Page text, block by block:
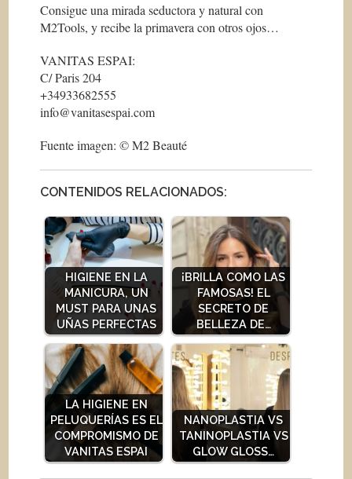
Consigue una mirada seductora y natural con
M2Tools, y recibe la primavera con otros ojos…
VANITAS ESPAI:
C/ Paris 204
+34933682555
info@vanitasespai.com
Fuente imagen: © M2 Beauté
CONTENIDOS RELACIONADOS:
HIGIENE EN LA
MANICURA, UN
MUST PARA UNAS
UÑAS PERFECTAS
¡BRILLA COMO LAS
FAMOSAS! EL
SECRETO DE
BELLEZA DE…
LA HIGIENE EN
PELUQUERÍAS ES EL
COMPROMISMO DE
VANITAS ESPAI
NANOPLASTIA VS
TANINOPLASTIA VS
GLOW GLOSS…